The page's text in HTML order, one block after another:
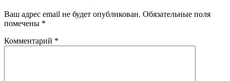
Ваш адрес email не будет опубликован. Обязательные поля
помечены *
Комментарий *